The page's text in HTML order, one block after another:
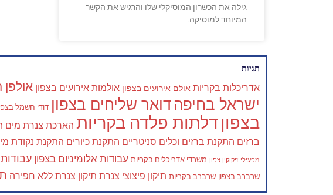
גילה את הכשרון המוסיקלי שלו והרגיש את הקשר
המיוחד למוסיקה.
תגיות
אדריכלות בקריות אולם אירועים בצפון אולמות אירועים בצפון
ישראל בחיפה דואר שליחים בצפון דודי חשמל
בצפון דלתות פלדה בקריות הארכת צנרת מים
ברזים התקנת ברזים וכלים סניטריים התקנת כיורים התקנת נקודת
מפעילי זיקוקין צפון משרדי אדריכלים בקריות עבודות אלומיניום בצפון
שרברב בצפון שרברב בקריות תיקון פיצוצי צנרת תיקון צנרת ללא חפירה